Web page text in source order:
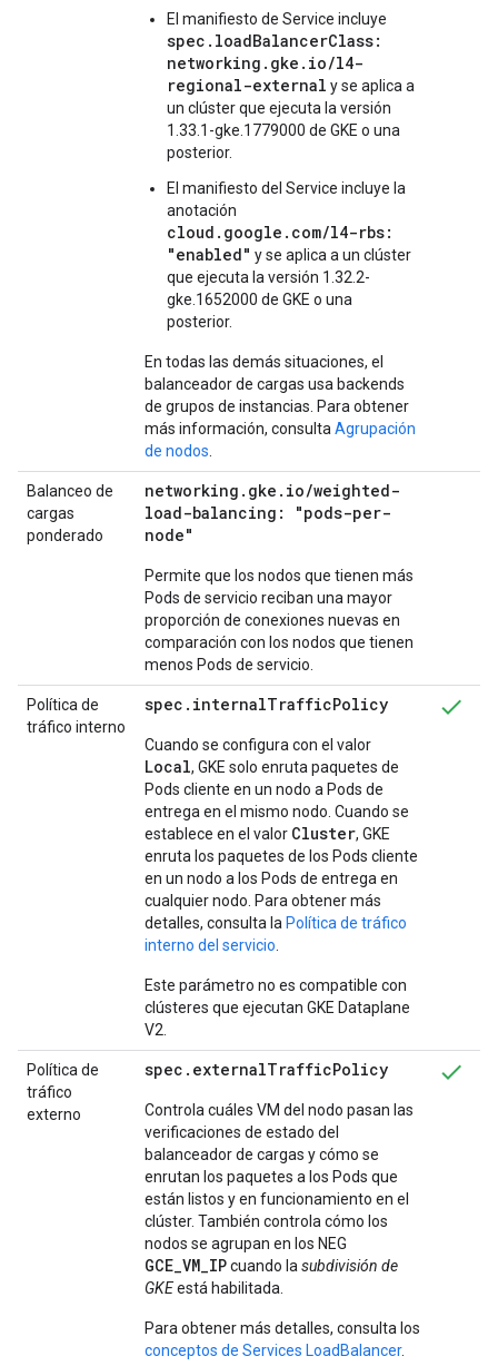
El manifiesto de Service incluye
spec.loadBalancerClass:
networking.gke.io/l4-
regional-external y se aplica a
un clúster que ejecuta la versión
1.33.1-gke.1779000 de GKE o una
posterior.
El manifiesto del Service incluye la
anotación
cloud.google.com/l4-rbs:
"enabled" y se aplica a un clúster
que ejecuta la versión 1.32.2-
gke.1652000 de GKE o una
posterior.
En todas las demás situaciones, el
balanceador de cargas usa backends
de grupos de instancias. Para obtener
más información, consulta Agrupación
de nodos
Balanceo de
cargas
ponderado
networking . gke . io/weighted-
load-balancing: "pods-per-
node"
Permite que los nodos que tienen más
Pods de servicio reciban una mayor
proporción de conexiones nuevas en
comparación con los nodos que tienen
menos Pods de servicio.
Política de
tráfico interno
spec . internalTrafficPolicy
Cuando se configura con el valor
Local, GKE solo enruta paquetes de
Pods cliente en un nodo a Pods de
entrega en el mismo nodo. Cuando se
establece en el valor Cluster, GKE
enruta los paquetes de los Pods cliente
en un nodo a los Pods de entrega en
cualquier nodo. Para obtener más
detalles, consulta la Política de tráfico
interno del servicio
Este parámetro no es compatible con
clústeres que ejecutan GKE Dataplane
V2.
Política de
tráfico
externo
spec . externalTrafficPolicy
Controla cuáles VM del nodo pasan las
verificaciones de estado del
balanceador de cargas y cómo se
enrutan los paquetes a los Pods que
están listos y en funcionamiento en el
clúster. También controla cómo los
nodos se agrupan en los NEG
GCE_VM_IPcuando la subdivisión de
GKEestá habilitada.
Para obtener más detalles, consulta los
conceptos de Services LoadBalancer.